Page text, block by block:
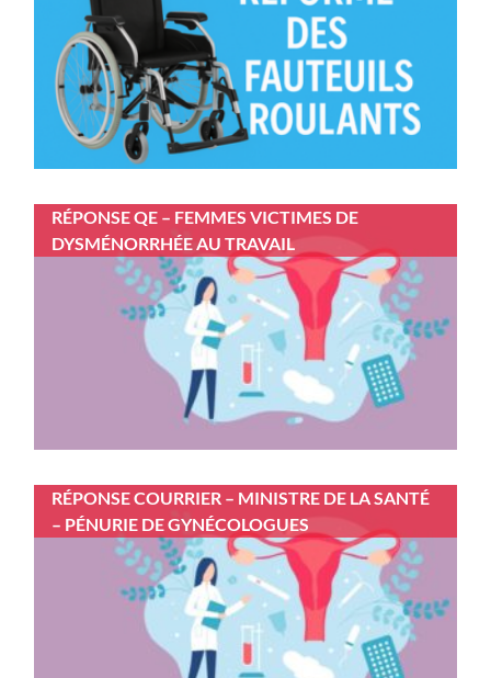
RÉPONSE QE – FEMMES VICTIMES DE
DYSMÉNORRHÉE AU TRAVAIL
RÉPONSE COURRIER – MINISTRE DE LA SANTÉ
– PÉNURIE DE GYNÉCOLOGUES